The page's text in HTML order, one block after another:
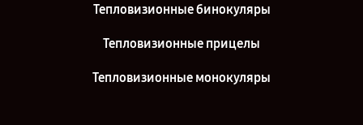
Ремонт тепловизионного прицела Fortuna General One LRF 3L в г.
Ремонт тепловизионного прицела Fortuna General One LRF 3L в г.
Саратов
Тепловизионные бинокуляры
Тепловизионные прицелы
Тепловизионные монокуляры